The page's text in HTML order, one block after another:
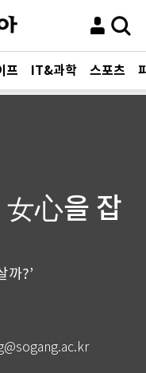
프 IT&과학 스포츠
女心을 잡
까?’